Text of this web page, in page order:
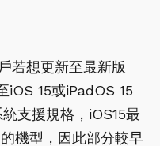
若想更新至最新版
iOS 15或iPadOS 15
支援規格，iOS15最
機型，因此部分較早